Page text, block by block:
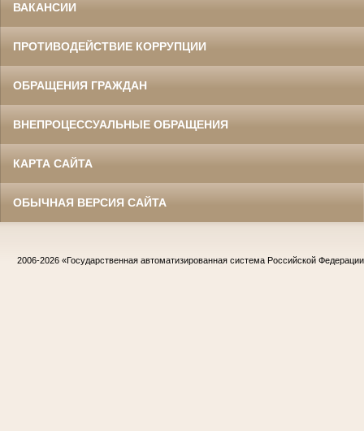
ВАКАНСИИ
ПРОТИВОДЕЙСТВИЕ КОРРУПЦИИ
ОБРАЩЕНИЯ ГРАЖДАН
ВНЕПРОЦЕССУАЛЬНЫЕ ОБРАЩЕНИЯ
КАРТА САЙТА
ОБЫЧНАЯ ВЕРСИЯ САЙТА
2006-2026 «Государственная автоматизированная система Российской